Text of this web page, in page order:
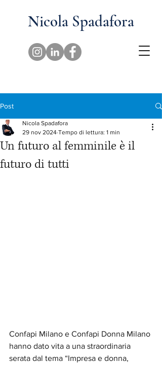
Nicola Spadafora
Post
Un futuro al femminile è il
futuro di tutti
Nicola Spadafora
29 nov 2024 Tempo di lettura: 1 min
Confapi Milano e Confapi Donna Milano
hanno dato vita a una straordinaria
serata dal tema “Impresa e donna,